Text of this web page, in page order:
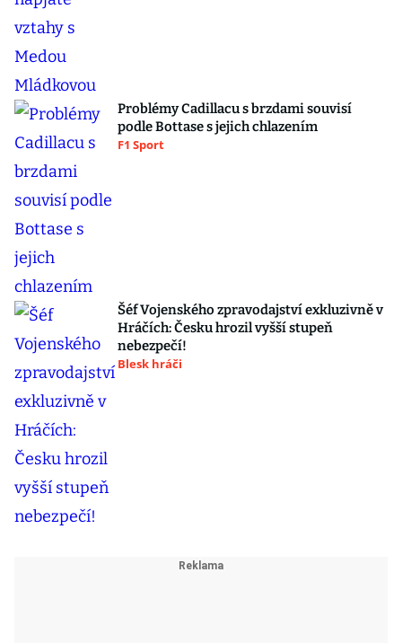
Problémy Cadillacu s brzdami souvisí
podle Bottase s jejich chlazením
F1 Sport
Šéf Vojenského zpravodajství exkluzivně v
Hráčích: Česku hrozil vyšší stupeň
nebezpečí!
Blesk hráči